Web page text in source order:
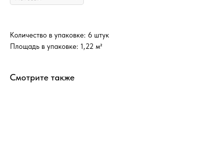
Количество в упаковке: 6 штук
Площадь в упаковке: 1,22 м²
Смотрите также